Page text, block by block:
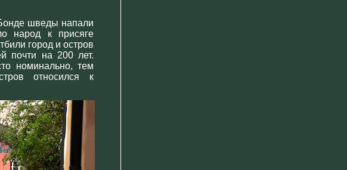
шведы напали
народ к присяге
город и остров
почти на 200 лет.
номинально, тем
относился к